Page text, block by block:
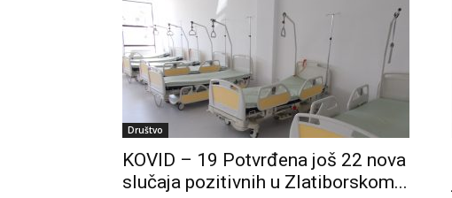
Društvo
KOVID – 19 Potvrđena još 22 nova
slučaja pozitivnih u Zlatiborskom...